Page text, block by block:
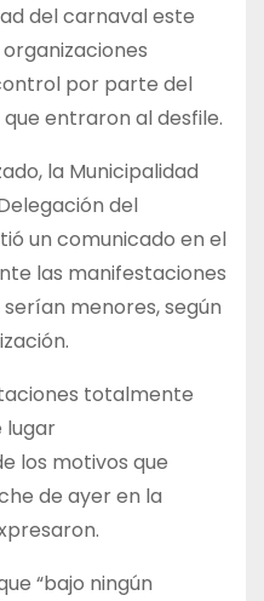
del carnaval este
por parte del
entraron al desfile.
la Municipalidad
del
un comunicado en el
las manifestaciones
menores, según
totalmente
lugar
los motivos que
de ayer en la
“bajo ningún